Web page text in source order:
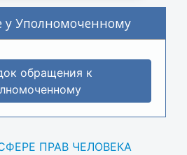
Уполномоченному
обращения к
ПРАВ ЧЕЛОВЕКА